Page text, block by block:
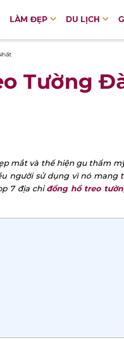
LÀM ĐẸP DU LỊCH
Tường
mắt và thể hiện gu thẩm
người sử dụng vì nó mang
7 địa chỉđồng hồ treo